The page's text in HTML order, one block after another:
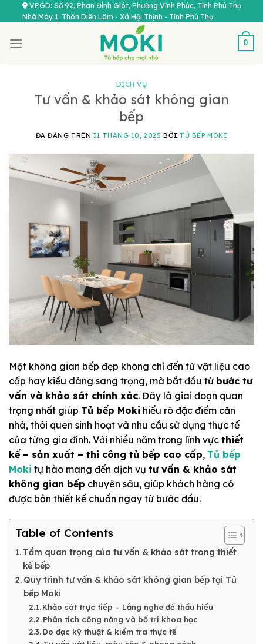
Chuyển
đến
dung
VPGD: Số 92, Phan Đình Giót, Phường Vĩnh Phúc, Tỉnh Phú Thọ
Nhà Máy 1: Thôn Diên Lâm - Xã Hội Thịnh - Tỉnh Phú Thọ
0
DỊCH VỤ
Tư vấn & khảo sát không gian
bếp
ĐÃ ĐĂNG TRÊN 31 THÁNG 10, 2025 BỞI TỦ BẾP MOKI
Một không gian bếp đẹp không chỉ đến từ vật liệu cao
cấp hay kiểu dáng sang trọng, mà bắt đầu từ bước tư
vấn và khảo sát chính xác. Đây là giai đoạn quan
trọng nhất giúp Tủ bếp Moki hiểu rõ đặc điểm căn
nhà, thói quen sinh hoạt và nhu cầu sử dụng thực tế
của từng gia đình. Với nhiều năm trong lĩnh vực thiết
kế – sản xuất – thi công tủ bếp cao cấp, Tủ bếp
Moki tự hào mang đến dịch vụ tư vấn & khảo sát
không gian bếp chuyên sâu, giúp khách hàng có
được bản thiết kế chuẩn ngay từ bước đầu.
Table of Contents
Tầm quan trọng của tư vấn & khảo sát trong thiết
kế bếp
Quy trình tư vấn & khảo sát không gian bếp tại Tủ
bếp Moki
Khảo sát trực tiếp – Lắng nghe để thấu hiểu
Phân tích công năng và bố trí khoa học
Đo đạc kỹ thuật & kiểm tra thực tế